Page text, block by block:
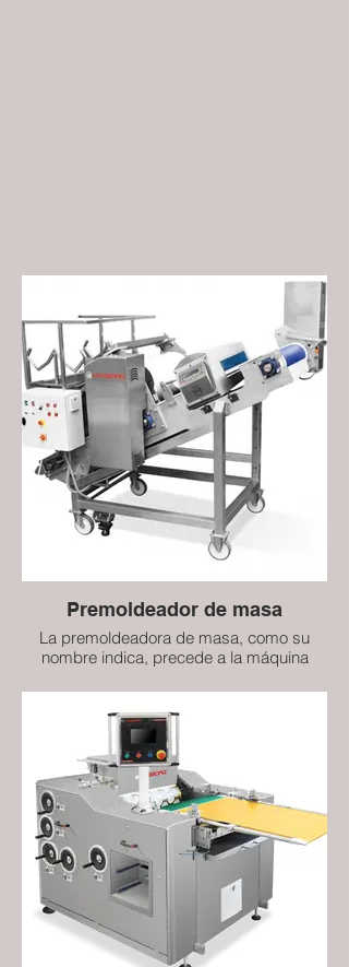
Premoldeador de masa
La premoldeadora de masa, como su
nombre indica, precede a la máquina
producción. Sirve para distribuir
uniformemente la masa en la Moldeadora
rotativa Royal Rolls. La premoldeadora de
masa cuenta con su propia tolva y
sistema de descarga, que se ajusta a la
tolva específica.
Tras cargar la masa en la tolva, se
extiende con un rodillo grande de 400 mm
de diámetro. A continuación, la masa se
corta en tiras y se carga mediante la cinta
transportadora en la tolva de la máquina
moldeadora. Un sensor controla la
cantidad de masa y controla el
funcionamiento de la premoldeadora.